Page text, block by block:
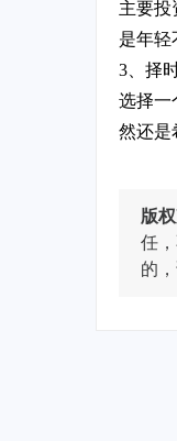
主要投
是年轻
3、择
选择一
然还是
版
任
的